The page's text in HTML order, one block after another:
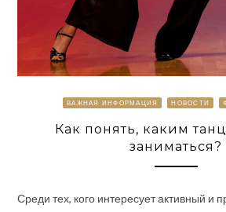
ВАЖНАЯ ИНФОРМАЦИЯ НОВОСТИ
Как понять, каким
заниматься?
Среди тех, кого интересует активный и